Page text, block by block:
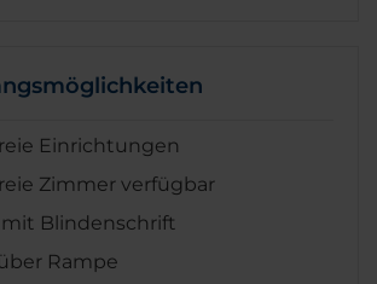
Einrichtungen
Zimmer verfügbar
Blindenschrift
Rampe